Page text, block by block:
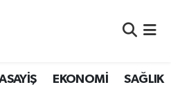
EKONOMİ SAĞLIK